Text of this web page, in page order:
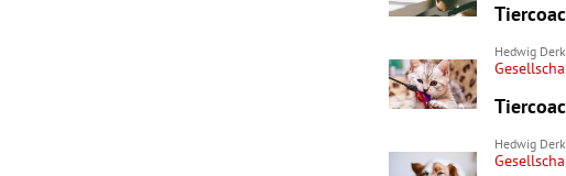
Hedwig
Hedwig